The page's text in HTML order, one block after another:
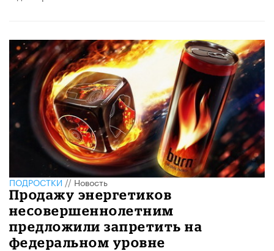
ПОДРОСТКИ//Новость
Продажу энергетиков
несовершеннолетним
предложили запретить на
федеральном уровне